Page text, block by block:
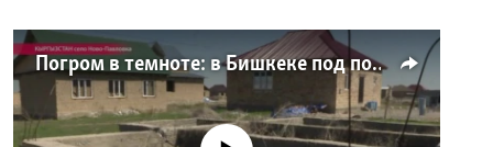
Погром в темноте: в Бишкеке под покровом ночи неизвестные на тракторе снесли три десятка частных домов